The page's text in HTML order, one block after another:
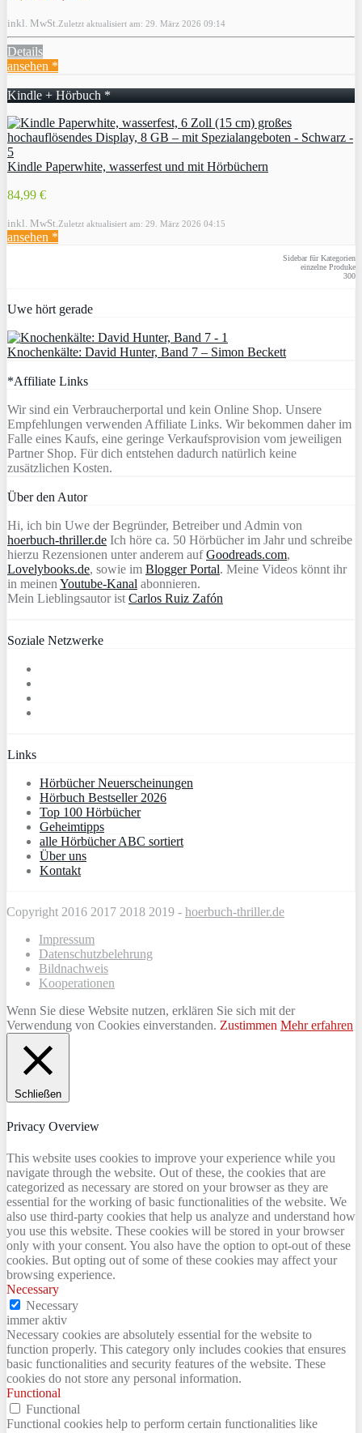
inkl. MwSt. Zuletzt aktualisiert am: 29. März 2026 09:14
Details
ansehen *
Kindle + Hörbuch *
Kindle Paperwhite, wasserfest und mit Hörbüchern
84,99 €
inkl. MwSt. Zuletzt aktualisiert am: 29. März 2026 04:15
ansehen *
Sidebar für Kategorien
einzelne Produke
300
Uwe hört gerade
Knochenkälte: David Hunter, Band 7 – Simon Beckett
*Affiliate Links
Wir sind ein Verbraucherportal und kein Online Shop. Unsere
Empfehlungen verwenden Affiliate Links. Wir bekommen daher im
Falle eines Kaufs, eine geringe Verkaufsprovision vom jeweiligen
Partner Shop. Für dich entstehen dadurch natürlich keine
zusätzlichen Kosten.
Über den Autor
Hi, ich bin Uwe der Begründer, Betreiber und Admin von
hoerbuch-thriller.de Ich höre ca. 50 Hörbücher im Jahr und schreibe
hierzu Rezensionen unter anderem aufGoodreads.com,
Lovelybooks.de, sowie im Blogger Portal. Meine Videos könnt ihr
in meinen Youtube-Kanal abonnieren.
Mein Lieblingsautor ist Carlos Ruiz Zafón
Soziale Netzwerke
Links
Hörbücher Neuerscheinungen
Hörbuch Bestseller 2026
Top 100 Hörbücher
Geheimtipps
alle Hörbücher ABC sortiert
Über uns
Kontakt
Copyright 2016 2017 2018 2019 - hoerbuch-thriller.de
Impressum
Datenschutzbelehrung
Bildnachweis
Kooperationen
Wenn Sie diese Website nutzen, erklären Sie sich mit der
Verwendung von Cookies einverstanden. Zustimmen Mehr erfahren
Schließen
Privacy Overview
This website uses cookies to improve your experience while you
navigate through the website. Out of these, the cookies that are
categorized as necessary are stored on your browser as they are
essential for the working of basic functionalities of the website. We
also use third-party cookies that help us analyze and understand how
you use this website. These cookies will be stored in your browser
only with your consent. You also have the option to opt-out of these
cookies. But opting out of some of these cookies may affect your
browsing experience.
Necessary
Necessary
immer aktiv
Necessary cookies are absolutely essential for the website to
function properly. This category only includes cookies that ensures
basic functionalities and security features of the website. These
cookies do not store any personal information.
Functional
Functional
Functional cookies help to perform certain functionalities like